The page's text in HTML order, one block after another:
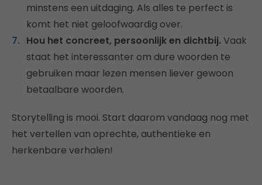
minstens een uitdaging. Als alles te perfect is
komt het niet geloofwaardig over.
Hou het concreet, persoonlijk en dichtbij. Vaak
staat het interessanter om dure woorden te
gebruiken maar lezen mensen liever gewoon
betaalbare woorden.
Storytelling is mooi. Start daarom vandaag nog met
het vertellen van oprechte, authentieke en
herkenbare verhalen!